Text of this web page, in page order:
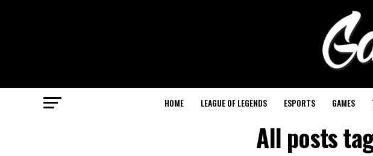
HOME LEAGUE OF LEGENDS ESPORTS GAMES
All posts